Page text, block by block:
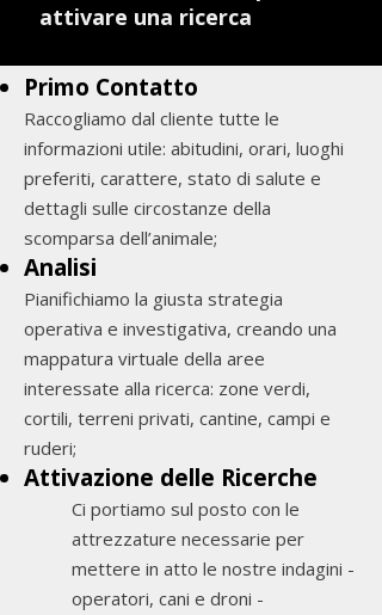
attivare una ricerca
Primo Contatto
Raccogliamo dal cliente tutte le
informazioni utile: abitudini, orari, luoghi
preferiti, carattere, stato di salute e
dettagli sulle circostanze della
scomparsa dell’animale;
Analisi
Pianifichiamo la giusta strategia
operativa e investigativa, creando una
mappatura virtuale della aree
interessate alla ricerca: zone verdi,
cortili, terreni privati, cantine, campi e
ruderi;
Attivazione delle Ricerche
Ci portiamo sul posto con le
attrezzature necessarie per
mettere in atto le nostre indagini -
operatori, cani e droni -